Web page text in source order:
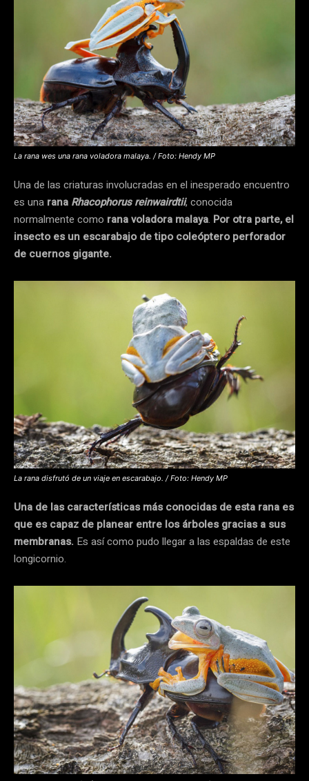
La rana wes una rana voladora malaya. / Foto: Hendy MP
Una de las criaturas involucradas en el inesperado encuentro
es una rana Rhacophorus reinwairdtii, conocida
normalmente como rana voladora malaya. Por otra parte, el
insecto es un escarabajo de tipo coleóptero perforador
de cuernos gigante.
La rana disfrutó de un viaje en escarabajo. / Foto: Hendy MP
Una de las características más conocidas de esta rana es
que es capaz de planear entre los árboles gracias a sus
membranas. Es así como pudo llegar a las espaldas de este
longicornio.